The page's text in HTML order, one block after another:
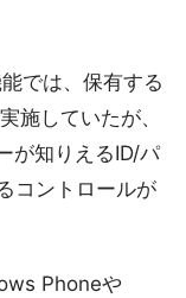
では、保有する
施していたが、
が知りえるID/パ
コントロールが
Phoneや